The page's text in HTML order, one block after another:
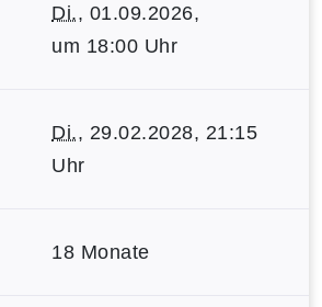
Di., 01.09.2026,
um 18:00 Uhr
Di., 29.02.2028, 21:15
Uhr
18 Monate